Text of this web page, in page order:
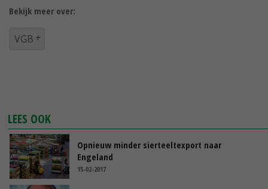
Bekijk meer over:
VGB
LEES OOK
Opnieuw minder sierteeltexport naar
Engeland
15-02-2017